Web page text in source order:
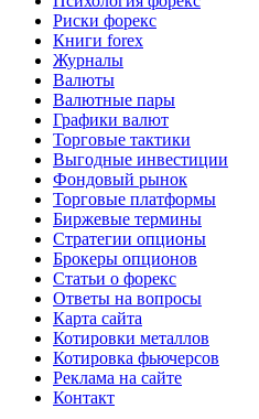
Риски форекс
Книги forex
Журналы
Валюты
Валютные пары
Графики валют
Торговые тактики
Выгодные инвестиции
Фондовый рынок
Торговые платформы
Биржевые термины
Стратегии опционы
Брокеры опционов
Статьи о форекс
Ответы на вопросы
Карта сайта
Котировки металлов
Котировка фьючерсов
Реклама на сайте
Контакт